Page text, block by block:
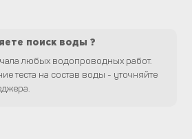
поиск воды ?
любых водопроводных работ.
теста на состав воды - уточняйте